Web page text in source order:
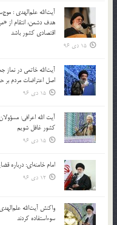
آیت‌الله علم‌الهدی :
هدف دشمن، انتقام از
اقتصادی کشور باشد
15 دی 96
آیت‌الله خاتمی در نماز
اصل اعتراضات مردم بر
15 دی 96
آیت الله اعرافی:
کشور غافل شویم
15 دی 96
امام خامنه‌ای: درباره
12 دی 96
واکنش آیت‌الله
سوءاستفاده کردند